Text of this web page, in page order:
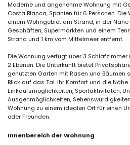
Moderne und angenehme Wohnung mit
Costa Blanca, Spanien für 6 Personen.
einem Wohngebiet am Strand, in der
Geschäften, Supermärkten und einem
Strand und 1 km vom Mittelmeer entfernt.
Die Wohnung verfügt über 3
2 Ebenen. Die Unterkunft bietet
genutzten Garten mit Rasen und Bäumen
Blick auf das Tal. Ihr Komfort und die Nähe
Einkaufsmöglichkeiten, Sportaktivitäten,
Ausgehmöglichkeiten,
Wohnung zu einem idealen Ort für einen
oder Freunden.
Innenbereich der Wohnung